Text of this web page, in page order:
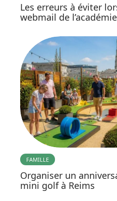
Les erreurs à éviter
webmail de
FAMILLE
Organiser un
mini golf à Reims